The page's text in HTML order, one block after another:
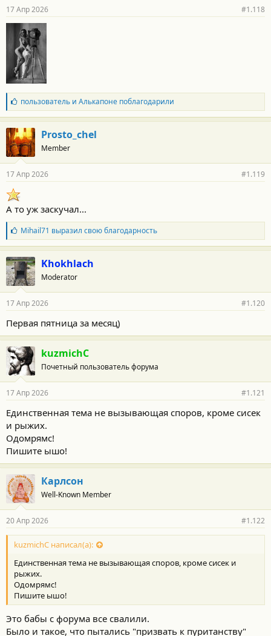
н
о
с
т
и
:
17 Апр 2026 #1.118
Б
л
а
г
о
д
а
н
с
т
:
пользовательи Алькапонепоблагодарили
Prosto_chel
Member
17 Апр 2026 #1.119
А то уж заскучал...
Б
л
а
г
о
д
а
н
с
т
и
:
Mihail71 выразил свою благодарность
Khokhlach
Moderator
17 Апр 2026 #1.120
Первая пятница за месяц)
kuzmichC
Почетный пользователь форума
17 Апр 2026 #1.121
Единственная тема не вызывающая споров, кроме сисек
и рыжих.
Одомрямс!
Пишите ышо!
Карлсон
Well-Known Member
20 Апр 2026 #1.122
kuzmichC написал(а):
Единственная тема не вызывающая споров, кроме сисек и
рыжих.
Одомрямс!
Пишите ышо!
Это бабы с форума все свалили.
Было и такое, что пытались "призвать к пуританству"